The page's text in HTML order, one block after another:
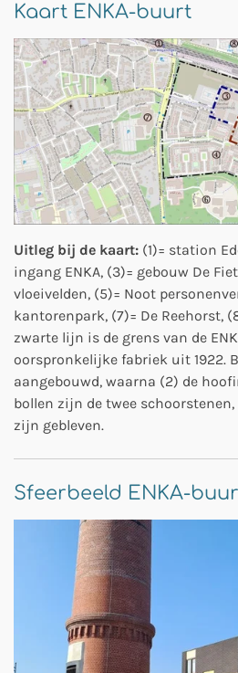
Kaart ENKA-buurt
Uitleg bij de kaart: (1)= station
ingang ENKA, (3)= gebouw De
vloeivelden, (5)= Noot
kantorenpark, (7)= De Reehorst,
zwarte lijn is de grens van de
oorspronkelijke fabriek uit 1922.
aangebouwd, waarna (2) de
bollen zijn de twee
zijn gebleven.
Sfeerbeeld ENKA-